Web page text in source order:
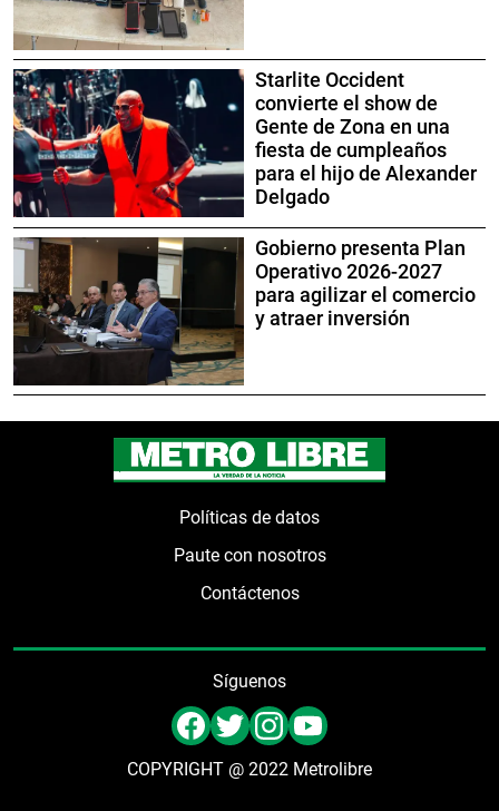
Starlite Occident
convierte el show de
Gente de Zona en una
fiesta de cumpleaños
para el hijo de Alexander
Delgado
Gobierno presenta Plan
Operativo 2026-2027
para agilizar el comercio
y atraer inversión
Políticas de datos
Paute con nosotros
Contáctenos
Síguenos
COPYRIGHT @ 2022 Metrolibre